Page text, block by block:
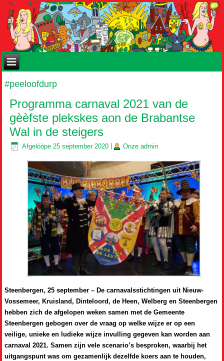
#peeloofdurp
Programma carnaval 2021 van de
gèèfste plekskes aon de Brabantse
Wal in de steigers
Afgelòòpe 25 september 2020 Onze admin
Steenbergen, 25 september – De carnavalsstichtingen uit Nieuw-
Vossemeer, Kruisland, Dinteloord, de Heen, Welberg en Steenbergen
hebben zich de afgelopen weken samen met de Gemeente
Steenbergen gebogen over de vraag op welke wijze er op een
veilige, unieke en ludieke wijze invulling gegeven kan worden aan
carnaval 2021. Samen zijn vele scenario’s besproken, waarbij het
uitgangspunt was om gezamenlijk dezelfde koers aan te houden,